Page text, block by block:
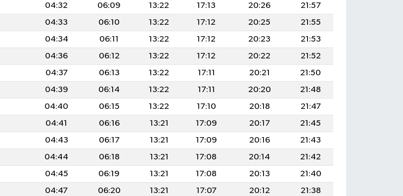
04:32 06:09 13:22 17:13 20:26
21:57
04:33 06:10 13:22 17:12 20:25
21:55
04:34 06:11 13:22 17:12 20:23
21:53
04:36 06:12 13:22 17:12 20:22
21:52
04:37 06:13 13:22 17:11 20:21
21:50
04:39 06:14 13:22 17:11 20:20
21:48
04:40 06:15 13:22 17:10 20:18
21:47
04:41 06:16 13:21 17:09 20:17
21:45
04:43 06:17 13:21 17:09 20:16
21:43
04:44 06:18 13:21 17:08 20:14
21:42
04:45 06:19 13:21 17:08 20:13
21:40
04:47 06:20 13:21 17:07 20:12
21:38